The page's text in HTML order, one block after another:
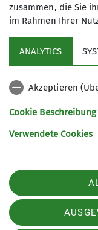
Sektion
Aktuelles
88400 Biberach
Telefon +4973513207575
zusammen, die Sie
im Rahmen Ihrer
ANALYTICS
Akzeptieren
Cookie Beschreibung
Verwendete Cookies